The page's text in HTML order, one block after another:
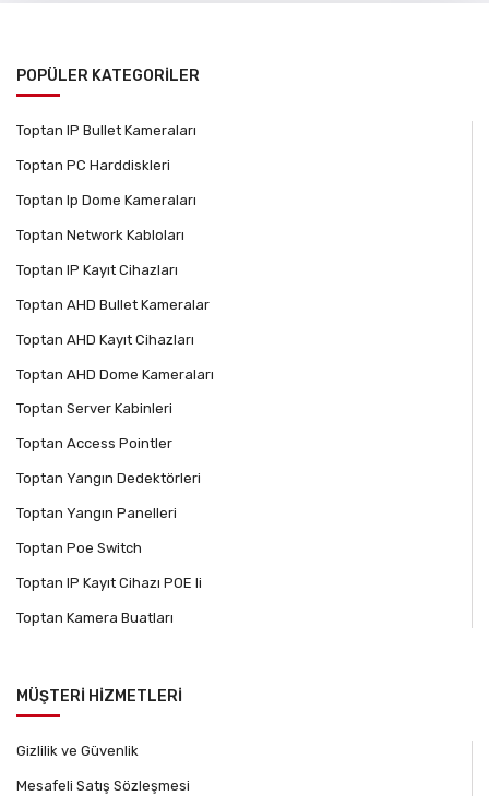
POPÜLER KATEGORİLER
Toptan IP Bullet Kameraları
Toptan PC Harddiskleri
Toptan Ip Dome Kameraları
Toptan Network Kabloları
Toptan IP Kayıt Cihazları
Toptan AHD Bullet Kameralar
Toptan AHD Kayıt Cihazları
Toptan AHD Dome Kameraları
Toptan Server Kabinleri
Toptan Access Pointler
Toptan Yangın Dedektörleri
Toptan Yangın Panelleri
Toptan Poe Switch
Toptan IP Kayıt Cihazı POE li
Toptan Kamera Buatları
MÜŞTERİ HİZMETLERİ
Gizlilik ve Güvenlik
Mesafeli Satış Sözleşmesi